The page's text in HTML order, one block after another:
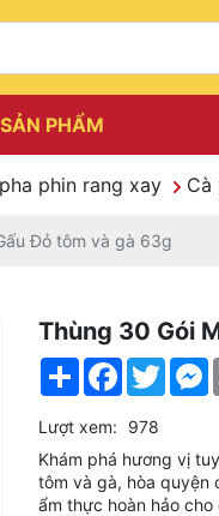
SẢN PHẨM
phin rang xay Cà
Đỏ tôm và gà 63g
Thùng 30 Gói
Share Facebook
Twitter
Lượt xem:
978
Khám phá hương vị
tôm và gà, hòa quyện
ẩm thực hoàn hảo